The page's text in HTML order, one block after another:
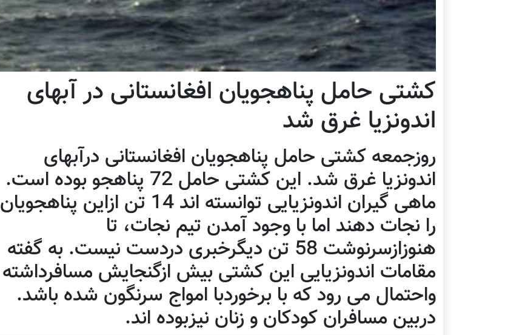
کشتی حامل پناهجویان افغانستانی در آبهای
اندونزیا غرق شد
روزجمعه کشتی حامل پناهجویان افغانستانی درآبهای
اندونزیا غرق شد. این کشتی حامل 72 پناهجو بوده است.
ماهی گیران اندونزیایی توانسته اند 14 تن ازاین پناهجویان
را نجات دهند اما با وجود آمدن تیم نجات، تا
هنوزازسرنوشت 58 تن دیگرخبری دردست نیست. به گفته
مقامات اندونزیایی این کشتی بیش ازگنجایش مسافرداشته
واحتمال می رود که با برخوردبا امواج سرنگون شده باشد.
دربین مسافران کودکان و زنان نیزبوده اند.